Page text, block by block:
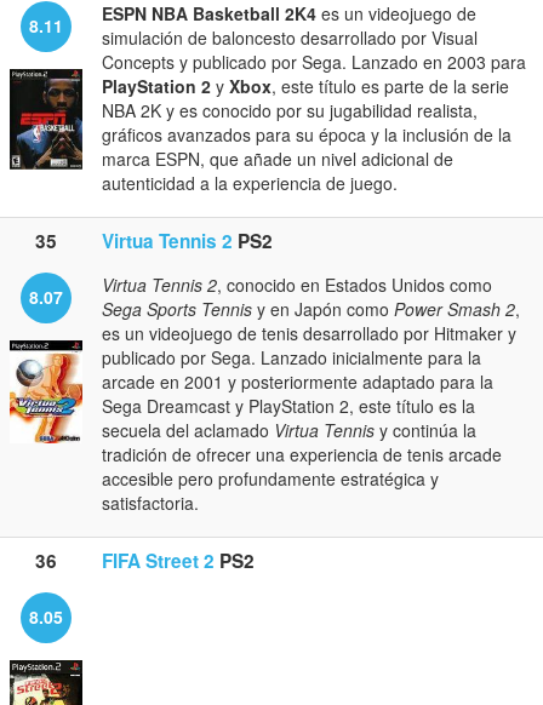
8.11 ESPN NBA Basketball 2K4 es un videojuego de
simulación de baloncesto desarrollado por Visual
Concepts y publicado por Sega. Lanzado en 2003 para
PlayStation 2 y Xbox, este título es parte de la serie
NBA 2K y es conocido por su jugabilidad realista,
gráficos avanzados para su época y la inclusión de la
marca ESPN, que añade un nivel adicional de
autenticidad a la experiencia de juego.
35 Virtua Tennis 2 PS2
8.07 Virtua Tennis 2, conocido en Estados Unidos como
Sega Sports Tennis y en Japón como Power Smash 2,
es un videojuego de tenis desarrollado por Hitmaker y
publicado por Sega. Lanzado inicialmente para la
arcade en 2001 y posteriormente adaptado para la
Sega Dreamcast y PlayStation 2, este título es la
secuela del aclamado Virtua Tennis y continúa la
tradición de ofrecer una experiencia de tenis arcade
accesible pero profundamente estratégica y
satisfactoria.
36 FIFA Street 2 PS2
8.05